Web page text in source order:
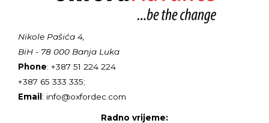
Nikole Pašića 4,
BiH - 78 000 Banja Luka
Phone: +387 51 224 224
+387 65 333 335;
Email: info@oxfordec.com
Radno vrijeme: